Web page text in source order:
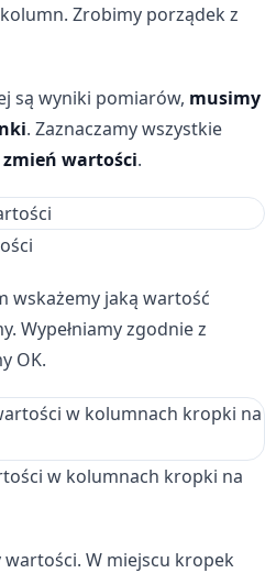
Zrobimy porządek z
są wyniki pomiarów, musimy
. Zaznaczamy wszystkie
zmień wartości.
wskażemy jaką wartość
Wypełniamy zgodnie z
OK.
w kolumnach kropki na
wartości. W miejscu kropek